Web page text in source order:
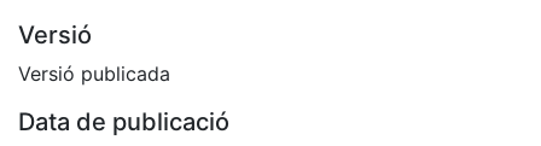
Versió
Versió publicada
Data de publicació